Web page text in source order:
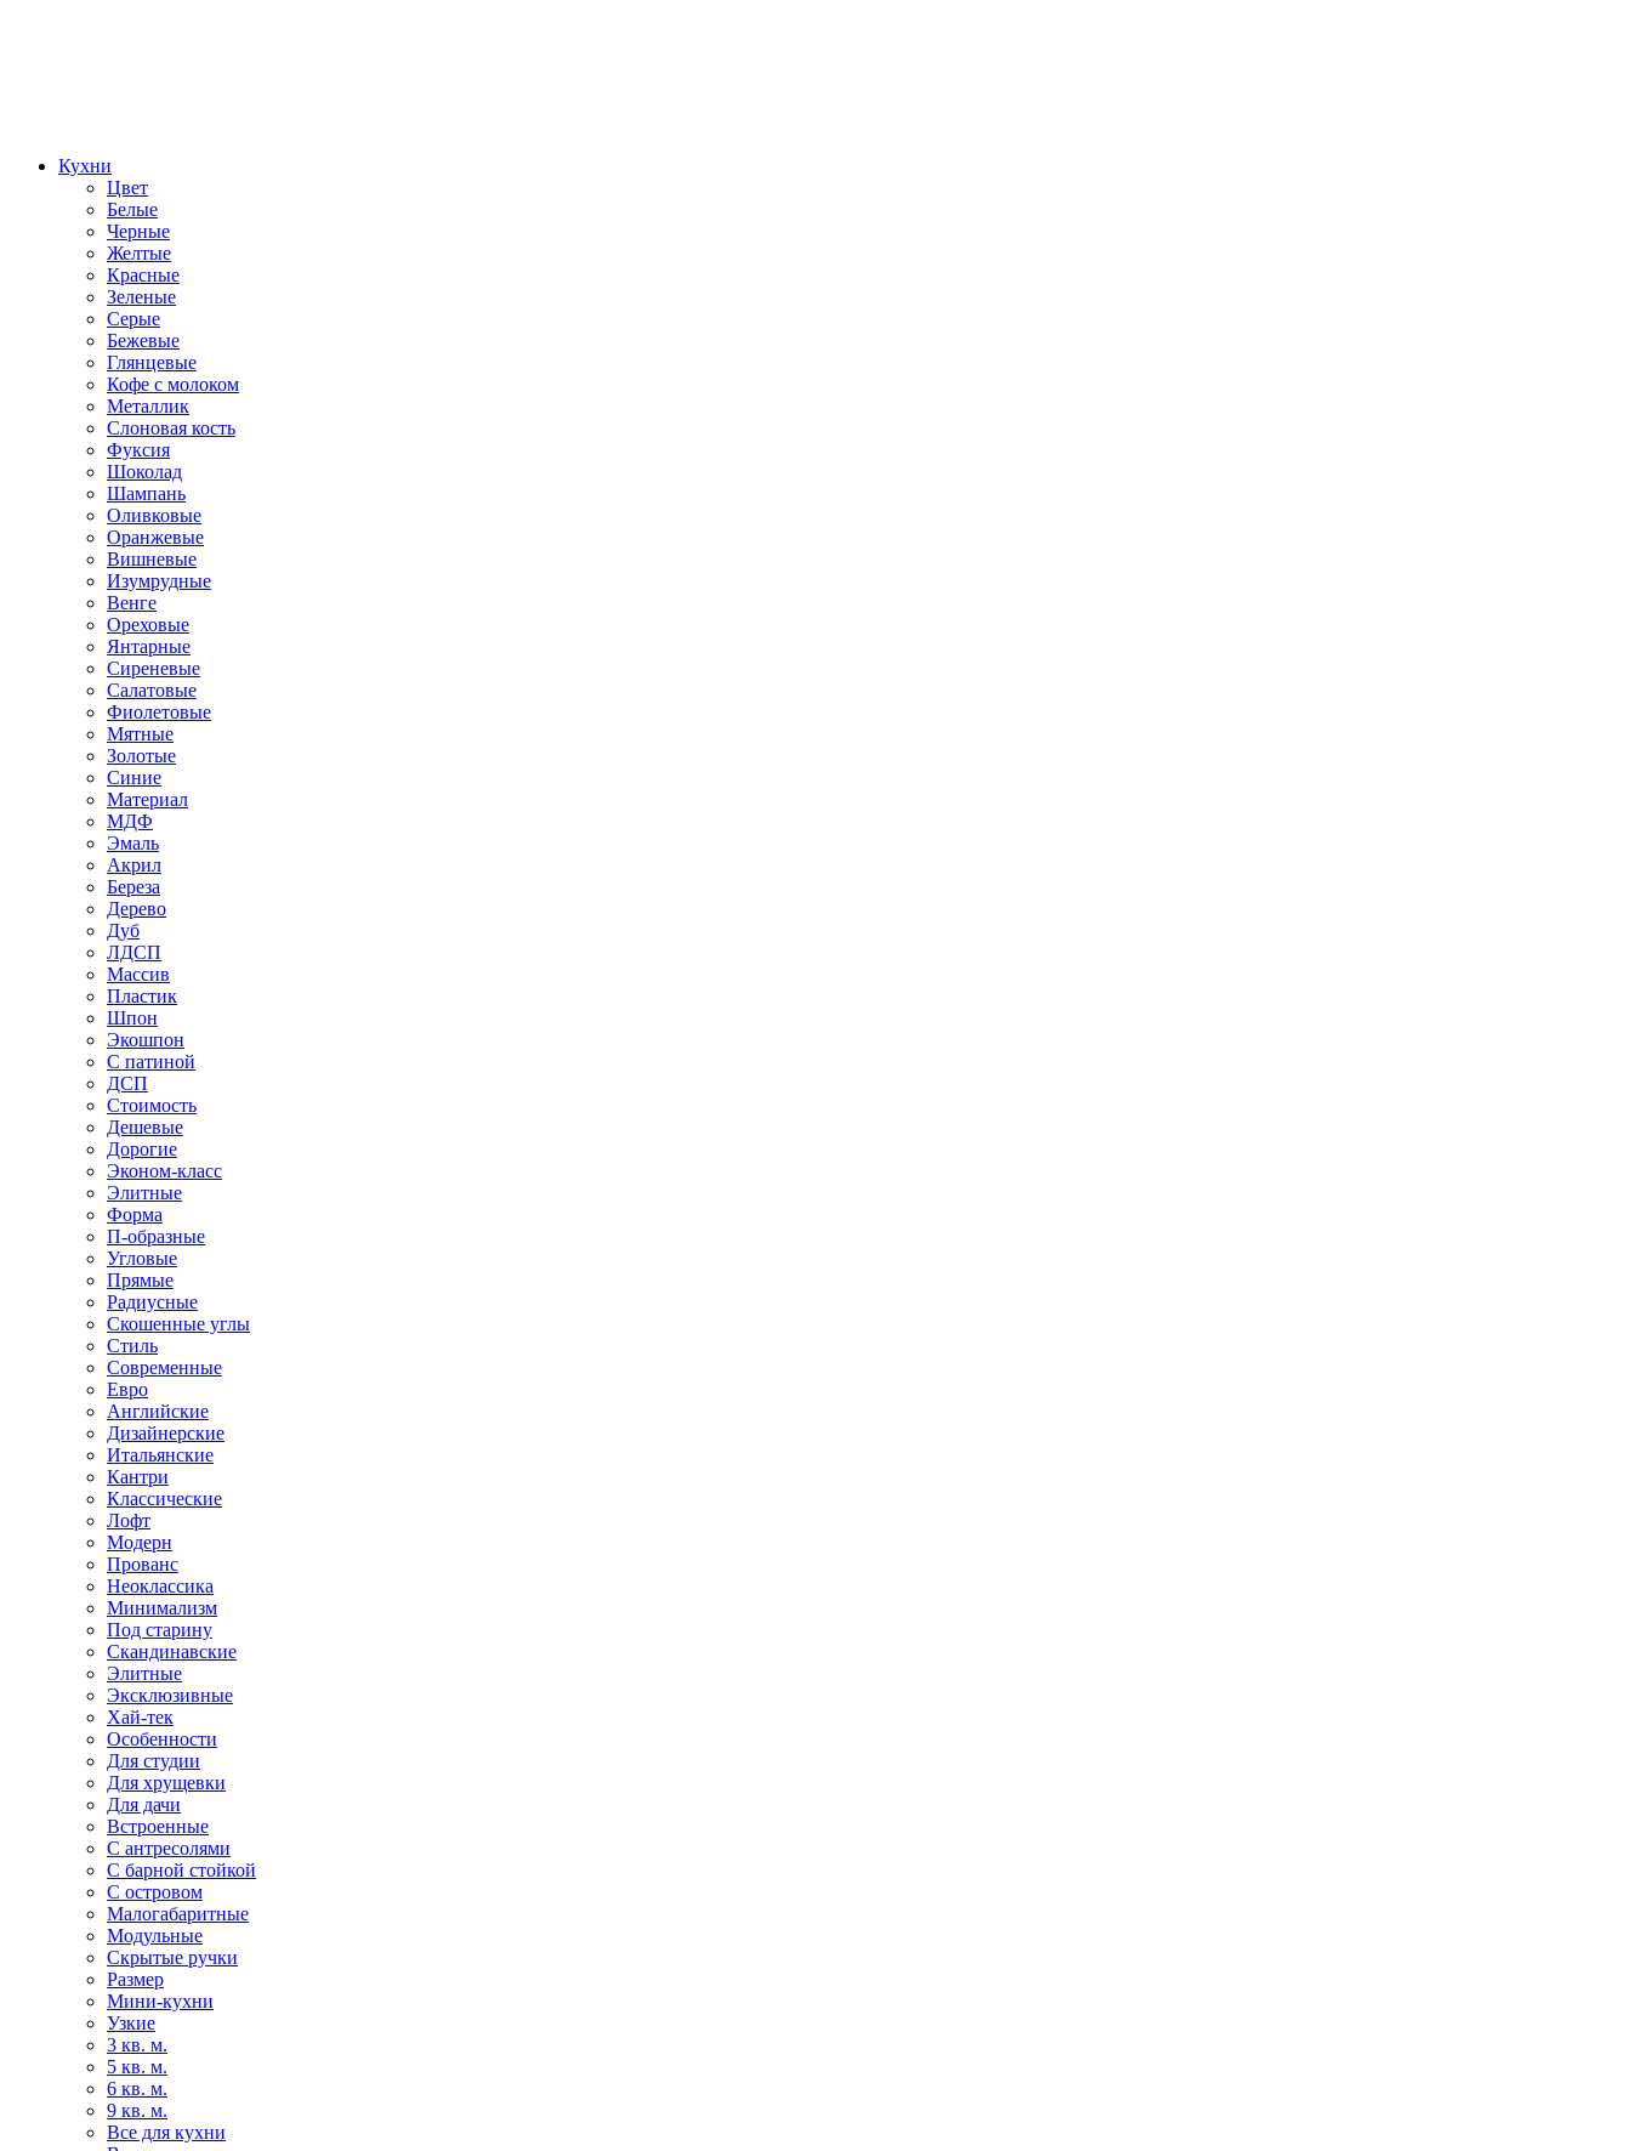
Кухни
Цвет
Белые
Черные
Желтые
Красные
Зеленые
Серые
Бежевые
Глянцевые
Кофе с молоком
Металлик
Слоновая кость
Фуксия
Шоколад
Шампань
Оливковые
Оранжевые
Вишневые
Изумрудные
Венге
Ореховые
Янтарные
Сиреневые
Салатовые
Фиолетовые
Мятные
Золотые
Синие
Материал
МДФ
Эмаль
Акрил
Береза
Дерево
Дуб
ЛДСП
Массив
Пластик
Шпон
Экошпон
С патиной
ДСП
Стоимость
Дешевые
Дорогие
Эконом-класс
Элитные
Форма
П-образные
Угловые
Прямые
Радиусные
Скошенные углы
Стиль
Современные
Евро
Английские
Дизайнерские
Итальянские
Кантри
Классические
Лофт
Модерн
Прованс
Неоклассика
Минимализм
Под старину
Скандинавские
Элитные
Эксклюзивные
Хай-тек
Особенности
Для студии
Для хрущевки
Для дачи
Встроенные
С антресолями
С барной стойкой
С островом
Малогабаритные
Модульные
Скрытые ручки
Размер
Мини-кухни
Узкие
3 кв. м.
5 кв. м.
6 кв. м.
9 кв. м.
Все для кухни